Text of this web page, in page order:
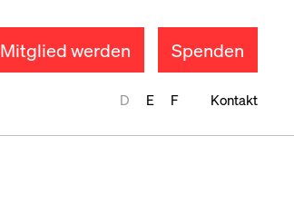
Mitglied werden Spenden
D E F Kontakt